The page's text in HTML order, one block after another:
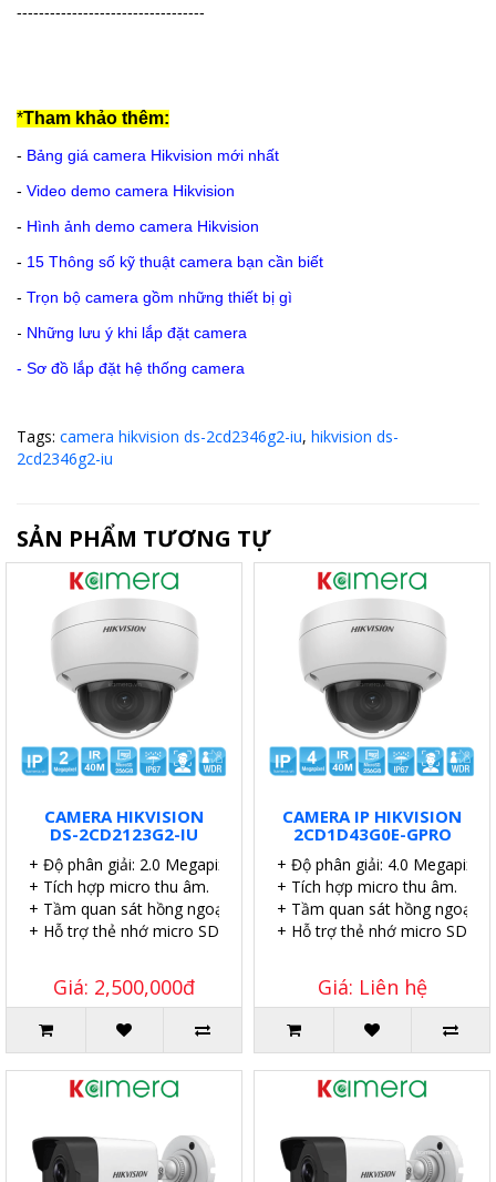
----------------------------------
*Tham khảo thêm:
- Bảng giá camera Hikvision mới nhất
- Video demo camera Hikvision
- Hình ảnh demo camera Hikvision
- 15 Thông số kỹ thuật camera bạn cần biết
- Trọn bộ camera gồm những thiết bị gì
- Những lưu ý khi lắp đặt camera
- Sơ đồ lắp đặt hệ thống camera
Tags: camera hikvision ds-2cd2346g2-iu, hikvision ds-
2cd2346g2-iu
SẢN PHẨM TƯƠNG TỰ
CAMERA HIKVISION
DS-2CD2123G2-IU
+ Độ phân giải: 2.0 Megapixel.
+ Tích hợp micro thu âm.
+ Tầm quan sát hồng ngoại: 40 mét.
+ Hỗ trợ thẻ nhớ micro SD 256GB.
Giá: 2,500,000đ
CAMERA IP HIKVISION
2CD1D43G0E-GPRO
+ Độ phân giải: 4.0 Megapixel.
+ Tích hợp micro thu âm.
+ Tầm quan sát hồng ngoại:
+ Hỗ trợ thẻ nhớ micro SD
Giá: Liên hệ